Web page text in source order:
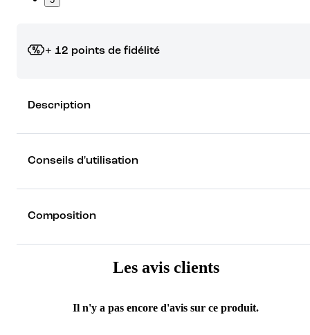
+ 12 points de fidélité
rêver !
Découvrez les récompenses
Description
Conseils d'utilisation
Composition
Les avis clients
Il n'y a pas encore d'avis sur ce produit.